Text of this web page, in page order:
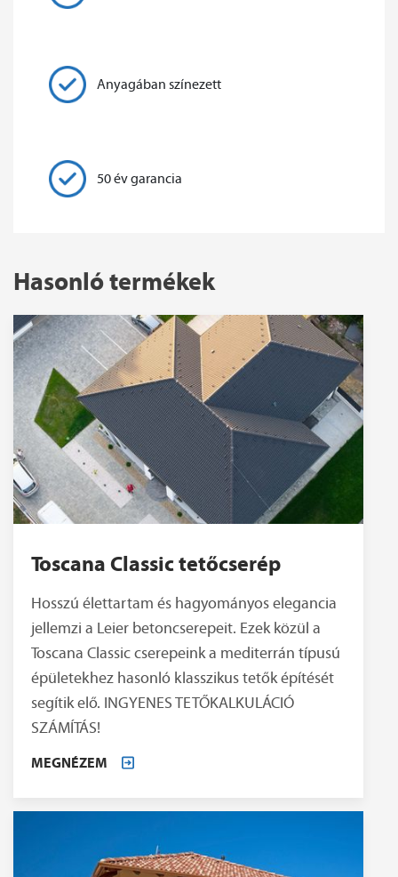
Anyagában színezett
50 év garancia
Hasonló termékek
Toscana Classic tetőcserép
Hosszú élettartam és hagyományos elegancia
jellemzi a Leier betoncserepeit. Ezek közül a
Toscana Classic cserepeink a mediterrán típusú
épületekhez hasonló klasszikus tetők építését
segítik elő. INGYENES TETŐKALKULÁCIÓ
SZÁMÍTÁS!
MEGNÉZEM